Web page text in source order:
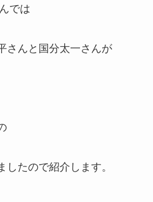
では
さんと国分太一さんが
たので紹介します。